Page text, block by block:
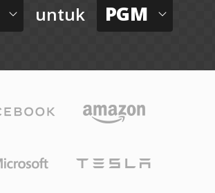
untuk PGM